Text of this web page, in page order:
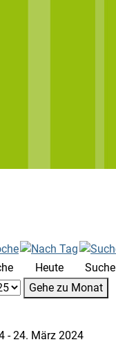
Heute Suche
Gehe zu Monat
- 24. März 2024